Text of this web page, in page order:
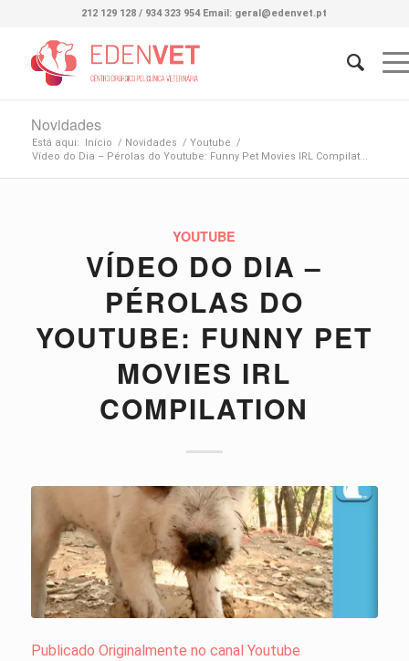
212 129 128 / 934 323 954 Email: geral@edenvet.pt
Novidades
Está aqui: Início / Novidades / Youtube /
Vídeo do Dia – Pérolas do Youtube: Funny Pet Movies IRL Compilat...
YOUTUBE
VÍDEO DO DIA –
PÉROLAS DO
YOUTUBE: FUNNY PET
MOVIES IRL
COMPILATION
Publicado Originalmente no canal Youtube